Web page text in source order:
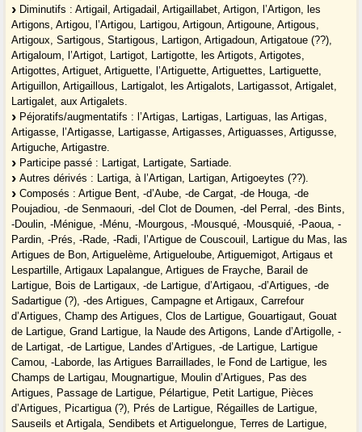
Diminutifs : Artigail, Artigadail, Artigaillabet, Artigon, l’Artigon, les
Artigons, Artigou, l’Artigou, Lartigou, Artigoun, Artigoune, Artigous,
Artigoux, Sartigous, Startigous, Lartigon, Artigadoun, Artigatoue (??),
Artigaloum, l’Artigot, Lartigot, Lartigotte, les Artigots, Artigotes,
Artigottes, Artiguet, Artiguette, l’Artiguette, Artiguettes, Lartiguette,
Artiguillon, Artigaillous, Lartigalot, les Artigalots, Lartigassot, Artigalet,
Lartigalet, aux Artigalets.
Péjoratifs/augmentatifs : l’Artigas, Lartigas, Lartiguas, las Artigas,
Artigasse, l’Artigasse, Lartigasse, Artigasses, Artiguasses, Artigusse,
Artiguche, Artigastre.
Participe passé : Lartigat, Lartigate, Sartiade.
Autres dérivés : Lartiga, à l’Artigan, Lartigan, Artigoeytes (??).
Composés : Artigue Bent, -d’Aube, -de Cargat, -de Houga, -de
Poujadiou, -de Senmaouri, -del Clot de Doumen, -del Perral, -des Bints,
-Doulin, -Ménigue, -Ménu, -Mourgous, -Mousqué, -Mousquié, -Paoua, -
Pardin, -Prés, -Rade, -Radi, l’Artigue de Couscouil, Lartigue du Mas, las
Artigues de Bon, Artiguelème, Artigueloube, Artiguemigot, Artigaus et
Lespartille, Artigaux Lapalangue, Artigues de Frayche, Barail de
Lartigue, Bois de Lartigaux, -de Lartigue, d’Artigaou, -d’Artigues, -de
Sadartigue (?), -des Artigues, Campagne et Artigaux, Carrefour
d’Artigues, Champ des Artigues, Clos de Lartigue, Gouartigaut, Gouat
de Lartigue, Grand Lartigue, la Naude des Artigons, Lande d’Artigolle, -
de Lartigat, -de Lartigue, Landes d’Artigues, -de Lartigue, Lartigue
Camou, -Laborde, las Artigues Barraillades, le Fond de Lartigue, les
Champs de Lartigau, Mougnartigue, Moulin d’Artigues, Pas des
Artigues, Passage de Lartigue, Pélartigue, Petit Lartigue, Pièces
d’Artigues, Picartigua (?), Prés de Lartigue, Régailles de Lartigue,
Sauseils et Artigala, Sendibets et Artiguelongue, Terres de Lartigue,